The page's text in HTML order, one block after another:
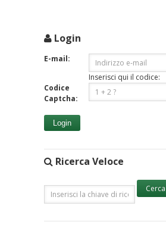
Login
E-mail:
Codice
Captcha:
Inserisci qui il codice:
Login
Ricerca Veloce